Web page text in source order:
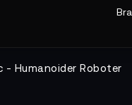
- Humanoider Roboter